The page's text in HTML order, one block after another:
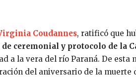
Coudannes, ratificó que
ceremonial y protocolo de la
a la vera del río Paraná. De esta
del aniversario de la muerte